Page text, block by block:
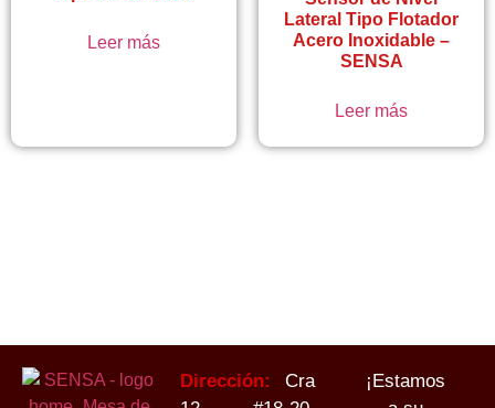
Leer más
Lateral Tipo Flotador
Acero Inoxidable –
SENSA
Leer más
Dirección:
Cra
¡Estamos